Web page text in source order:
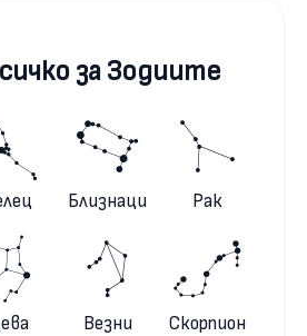
за Зодиите
Близнаци Рак
Везни Скорпион